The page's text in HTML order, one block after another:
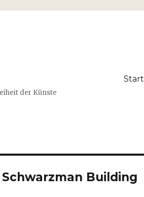
der Künste
Start
Building